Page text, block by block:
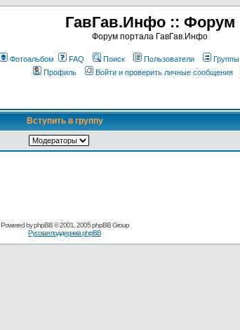
ГавГав.Инфо :: Форум
Форум портала ГавГав.Инфо
Фотоальбом FAQ Поиск Пользователи Группы
Профиль
Войти и проверить личные сообщения
Вступить в группу
Powered byphpBB© 2001, 2005 phpBB Group
Русская поддержка phpBB